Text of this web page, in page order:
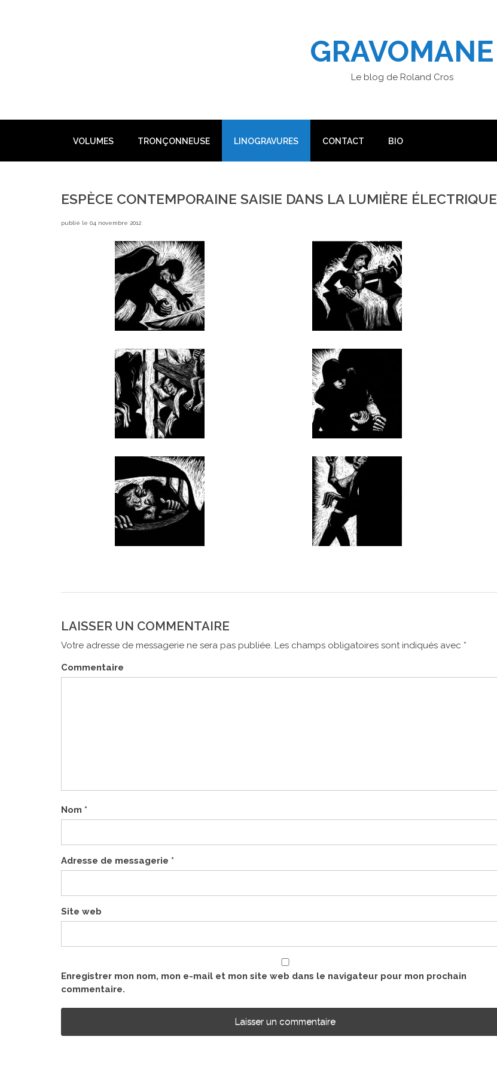
GRAVOMANE
Le blog de Roland Cros
VOLUMES TRONÇONNEUSE LINOGRAVURES CONTACT BIO
ESPÈCE CONTEMPORAINE SAISIE DANS LA LUMIÈRE ÉLECTRIQUE
publié le 04 novembre 2012
LAISSER UN COMMENTAIRE
Votre adresse de messagerie ne sera pas publiée. Les champs obligatoires sont indiqués avec *
Commentaire
Nom *
Adresse de messagerie *
Site web
Enregistrer mon nom, mon e-mail et mon site web dans le navigateur pour mon prochain
commentaire.